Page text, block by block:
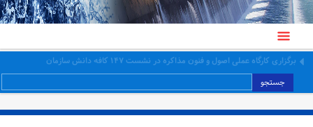
برگزاری کارگاه عملی اصول و فنون مذاکره در نشست ۱۴۷ کافه دانش سازمان
جستجو